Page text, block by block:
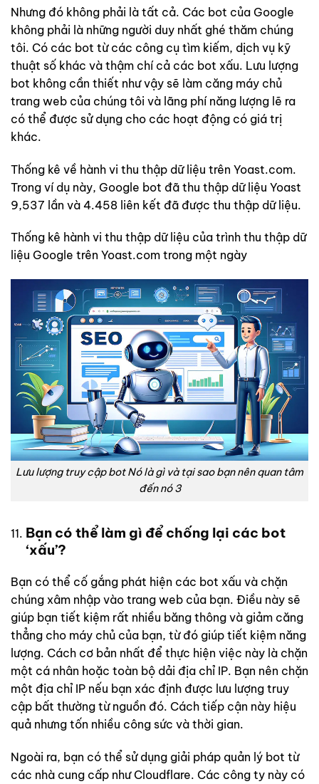
Nhưng đó không phải là tất cả. Các bot của Google
không phải là những người duy nhất ghé thăm chúng
tôi. Có các bot từ các công cụ tìm kiếm, dịch vụ kỹ
thuật số khác và thậm chí cả các bot xấu. Lưu lượng
bot không cần thiết như vậy sẽ làm căng máy chủ
trang web của chúng tôi và lãng phí năng lượng lẽ ra
có thể được sử dụng cho các hoạt động có giá trị
khác.
Thống kê về hành vi thu thập dữ liệu trên Yoast.com.
Trong ví dụ này, Google bot đã thu thập dữ liệu Yoast
9,537 lần và 4.458 liên kết đã được thu thập dữ liệu.
Thống kê hành vi thu thập dữ liệu của trình thu thập dữ
liệu Google trên Yoast.com trong một ngày
Lưu lượng truy cập bot Nó là gì và tại sao bạn nên quan tâm
đến nó 3
Bạn có thể làm gì để chống lại các bot
‘xấu’?
Bạn có thể cố gắng phát hiện các bot xấu và chặn
chúng xâm nhập vào trang web của bạn. Điều này sẽ
giúp bạn tiết kiệm rất nhiều băng thông và giảm căng
thẳng cho máy chủ của bạn, từ đó giúp tiết kiệm năng
lượng. Cách cơ bản nhất để thực hiện việc này là chặn
một cá nhân hoặc toàn bộ dải địa chỉ IP. Bạn nên chặn
một địa chỉ IP nếu bạn xác định được lưu lượng truy
cập bất thường từ nguồn đó. Cách tiếp cận này hiệu
quả nhưng tốn nhiều công sức và thời gian.
Ngoài ra, bạn có thể sử dụng giải pháp quản lý bot từ
các nhà cung cấp như Cloudflare. Các công ty này có